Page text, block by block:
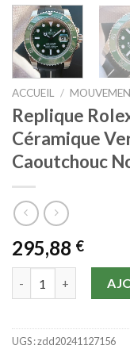
ACCUEIL /
Replique
Céramique
Caoutchouc
295,88 €
UGS :zdd20241127156